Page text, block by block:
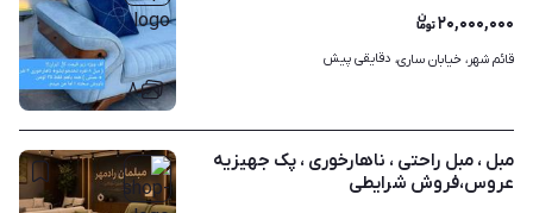
۸
۲۰,۰۰۰,۰۰۰
قائم شهر، خیابان ساری، دقایقی پیش
مبل ، مبل راحتی ، ناهارخوری ، پک جهیزیه
عروس،فروش شرایطی